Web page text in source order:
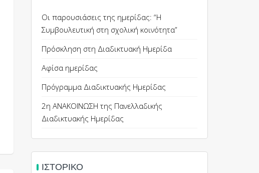
Οι παρουσιάσεις της ημερίδας: “Η
Συμβουλευτική στη σχολική κοινότητα”
Πρόσκληση στη Διαδικτυακή Ημερίδα
Αφίσα ημερίδας
Πρόγραμμα Διαδικτυακής Ημερίδας
2η ΑΝΑΚΟΙΝΩΣΗ της Πανελλαδικής
Διαδικτυακής Ημερίδας
ΙΣΤΟΡΙΚΌ